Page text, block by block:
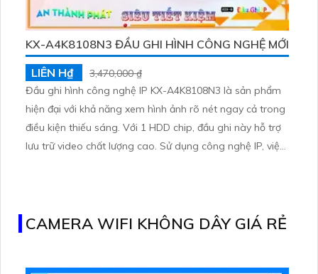
KX-A4K8108N3 ĐẦU GHI HÌNH CÔNG NGHỆ MỚI
LIÊN H₫
3,470,000 ₫
Đầu ghi hình công nghệ IP KX-A4K8108N3 là sản phẩm
hiện đại với khả năng xem hình ảnh rõ nét ngay cả trong
điều kiện thiếu sáng. Với 1 HDD chip, đầu ghi này hỗ trợ
lưu trữ video chất lượng cao. Sử dụng công nghệ IP, việc
CAMERA WIFI KHÔNG DÂY GIÁ RẺ